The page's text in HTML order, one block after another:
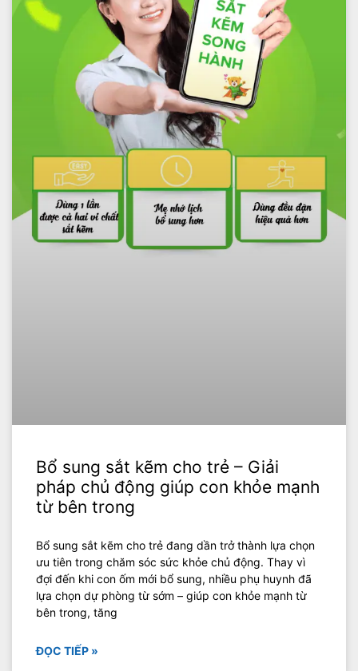
Bổ sung sắt kẽm cho trẻ – Giải
pháp chủ động giúp con khỏe mạnh
từ bên trong
Bổ sung sắt kẽm cho trẻ đang dần trở thành lựa chọn
ưu tiên trong chăm sóc sức khỏe chủ động. Thay vì
đợi đến khi con ốm mới bổ sung, nhiều phụ huynh đã
lựa chọn dự phòng từ sớm – giúp con khỏe mạnh từ
bên trong, tăng
ĐỌC TIẾP »